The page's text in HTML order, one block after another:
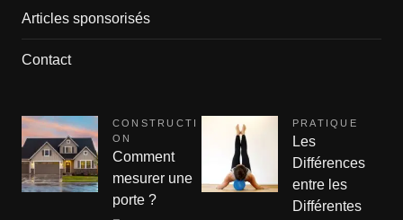
Articles sponsorisés
Contact
CONSTRUCTI
ON
Comment
mesurer une
porte ?
PRATIQUE
Les
Différences
entre les
Différentes